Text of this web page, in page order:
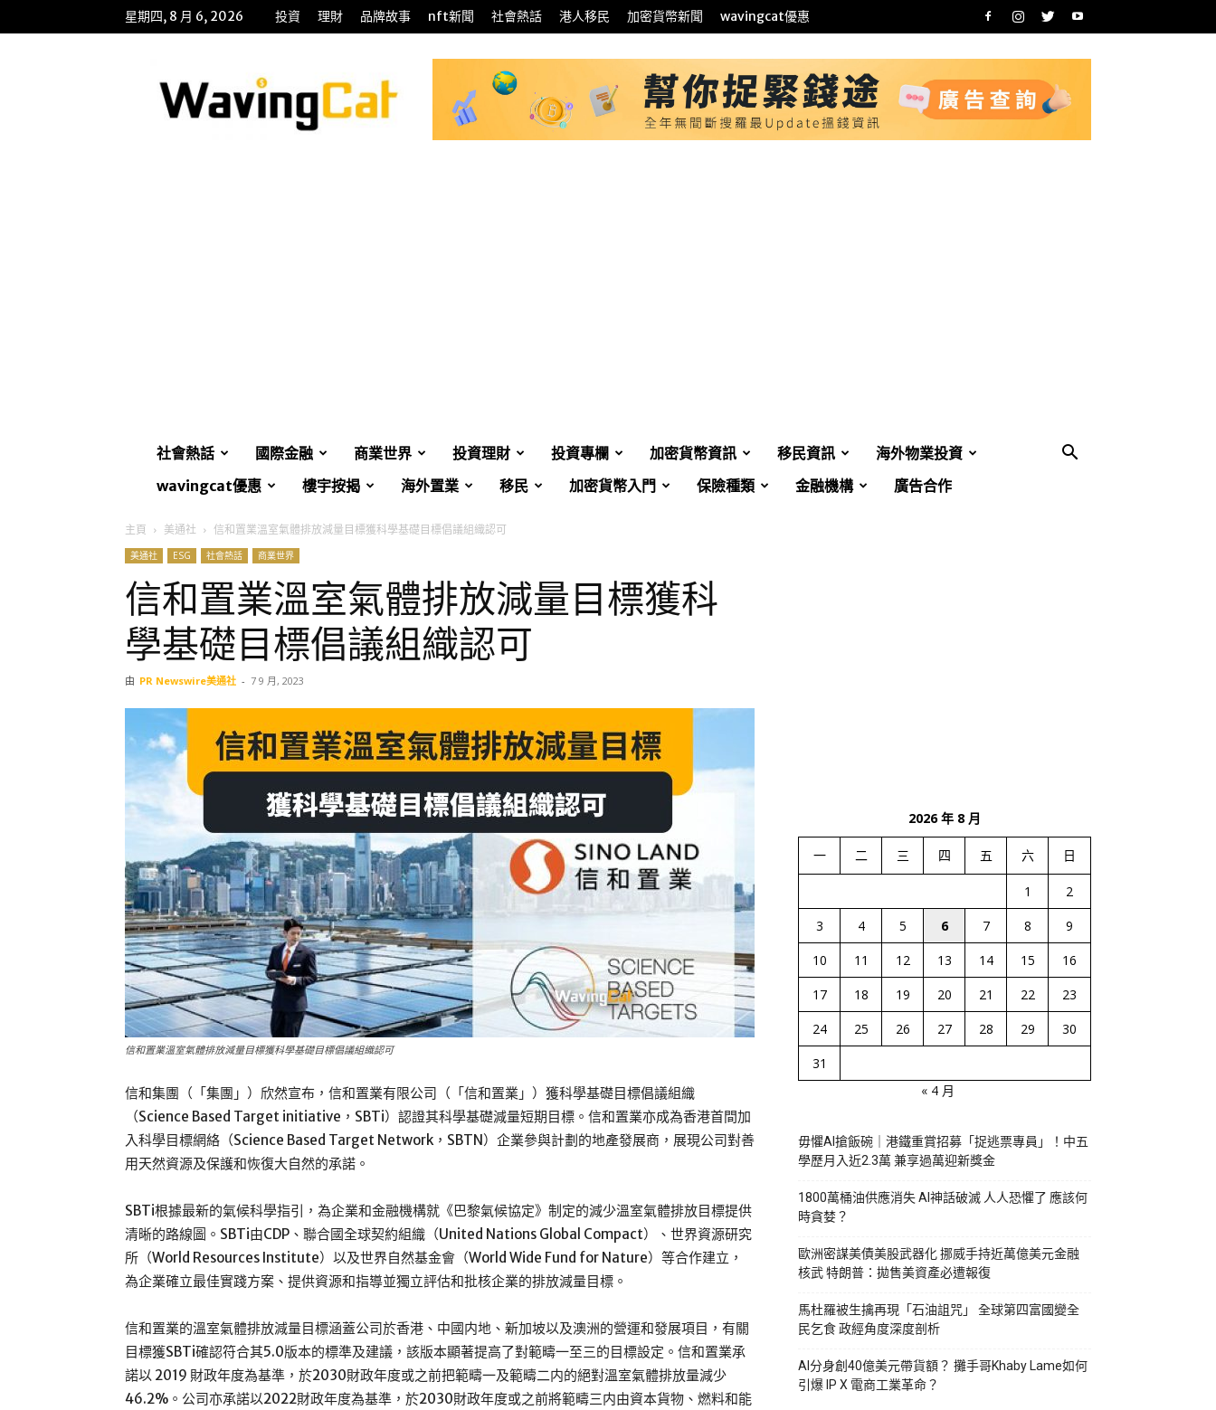
星期四, 8 月 6, 2026 投資 理財 品牌故事 nft新聞 社會熱話 港人移民 加密貨幣新聞 wavingcat優惠
招
財
貓
社會熱話 國際金融 商業世界 投資理財 投資專欄 加密貨幣資訊 移民資訊
海外物業投資
wavingcat優惠
樓宇按揭 海外置業 移民 加密貨幣入門 保險種類 金融機構 廣告合作
主頁 美通社 信和置業溫室氣體排放減量目標獲科學基礎目標倡議組織認可
美通社 ESG 社會熱話 商業世界
信和置業溫室氣體排放減量目標獲科
學基礎目標倡議組織認可
由 PR Newswire美通社 - 7 9 月, 2023
信和置業溫室氣體排放減量目標獲科學基礎目標倡議組織認可
信和集團（「集團」）欣然宣布，信和置業有限公司（「信和置業」）獲科學基礎目標倡議組織
（Science Based Target initiative，SBTi）認證其科學基礎減量短期目標。信和置業亦成為香港首間加
入科學目標網絡（Science Based Target Network，SBTN）企業參與計劃的地產發展商，展現公司對善
用天然資源及保護和恢復大自然的承諾。
SBTi根據最新的氣候科學指引，為企業和金融機構就《巴黎氣候協定》制定的減少溫室氣體排放目標提供
清晰的路線圖。SBTi由CDP、聯合國全球契約組織（United Nations Global Compact）、世界資源研究
所（World Resources Institute）以及世界自然基金會（World Wide Fund for Nature）等合作建立，
為企業確立最佳實踐方案、提供資源和指導並獨立評估和批核企業的排放減量目標。
信和置業的溫室氣體排放減量目標涵蓋公司於香港、中國内地、新加坡以及澳洲的營運和發展項目，有關
目標獲SBTi確認符合其5.0版本的標準及建議，該版本顯著提高了對範疇一至三的目標設定。信和置業承
諾以 2019 財政年度為基準，於2030財政年度或之前把範疇一及範疇二内的絕對溫室氣體排放量減少
46.2%。公司亦承諾以2022財政年度為基準，於2030財政年度或之前將範疇三内由資本貨物、燃料和能
2026 年 8 月
一 二 三 四 五 六 日
1
2
3
4 5 6 7 8
9
10
11 12 13 14 15
16
17
18 19 20 21 22
23
24
25 26 27 28 29
30
31
« 4 月
毋懼AI搶飯碗｜港鐵重賞招募「捉逃票專員」！中五
學歷月入近2.3萬 兼享過萬迎新獎金
1800萬桶油供應消失 AI神話破滅 人人恐懼了 應該何
時貪婪？
歐洲密謀美債美股武器化 挪威手持近萬億美元金融
核武 特朗普：拋售美資產必遭報復
馬杜羅被生擒再現「石油詛咒」 全球第四富國變全
民乞食 政經角度深度剖析
AI分身創40億美元帶貨額？ 攤手哥Khaby Lame如何
引爆 IP X 電商工業革命？